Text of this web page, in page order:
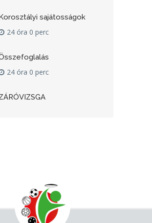
sajátosságok
24 óra 0 perc
24 óra 0 perc